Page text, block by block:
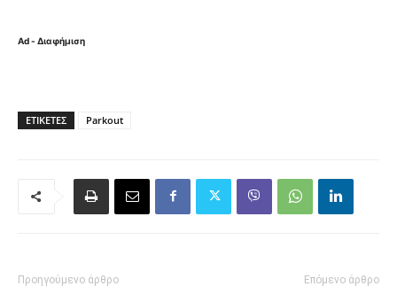
Ad - Διαφήμιση
ΕΤΙΚΈΤΕΣ Parkout
Προηγούμενο άρθρο Επόμενο άρθρο